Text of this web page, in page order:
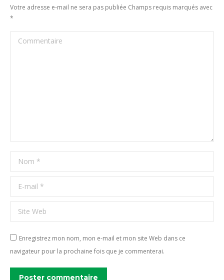
Votre adresse e-mail ne sera pas publiée Champs requis marqués avec
*
Commentaire
Nom *
E-mail *
Site Web
Enregistrez mon nom, mon e-mail et mon site Web dans ce
navigateur pour la prochaine fois que je commenterai.
Poster commentaire